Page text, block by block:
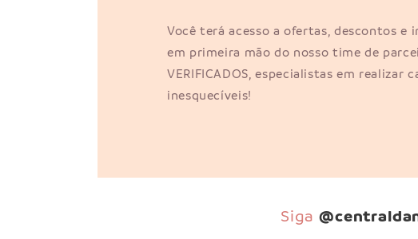
Você terá acesso a ofertas, descontos e
em primeira mão do nosso time de
VERIFICADOS, especialistas em realizar
inesquecíveis!
Siga